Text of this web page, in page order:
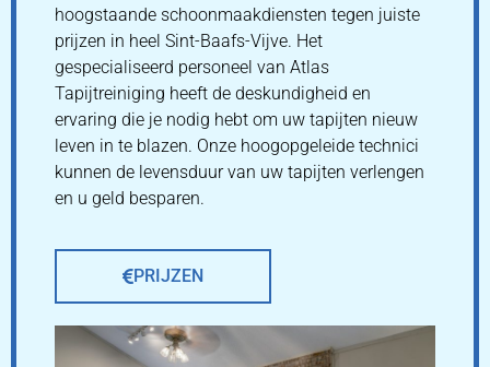
hoogstaande schoonmaakdiensten tegen juiste
prijzen in heel Sint-Baafs-Vijve. Het
gespecialiseerd personeel van Atlas
Tapijtreiniging heeft de deskundigheid en
ervaring die je nodig hebt om uw tapijten nieuw
leven in te blazen. Onze hoogopgeleide technici
kunnen de levensduur van uw tapijten verlengen
en u geld besparen.
PRIJZEN